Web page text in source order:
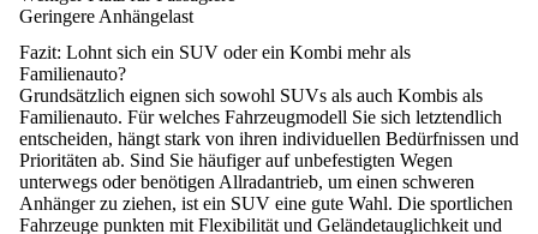
Geringere Anhängelast
Fazit: Lohnt sich ein SUV oder ein Kombi mehr als
Familienauto?
Grundsätzlich eignen sich sowohl SUVs als auch Kombis als
Familienauto. Für welches Fahrzeugmodell Sie sich letztendlich
entscheiden, hängt stark von ihren individuellen Bedürfnissen und
Prioritäten ab. Sind Sie häufiger auf unbefestigten Wegen
unterwegs oder benötigen Allradantrieb, um einen schweren
Anhänger zu ziehen, ist ein SUV eine gute Wahl. Die sportlichen
Fahrzeuge punkten mit Flexibilität und Geländetauglichkeit und